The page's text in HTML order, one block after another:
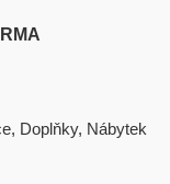
, Doplňky, Nábytek